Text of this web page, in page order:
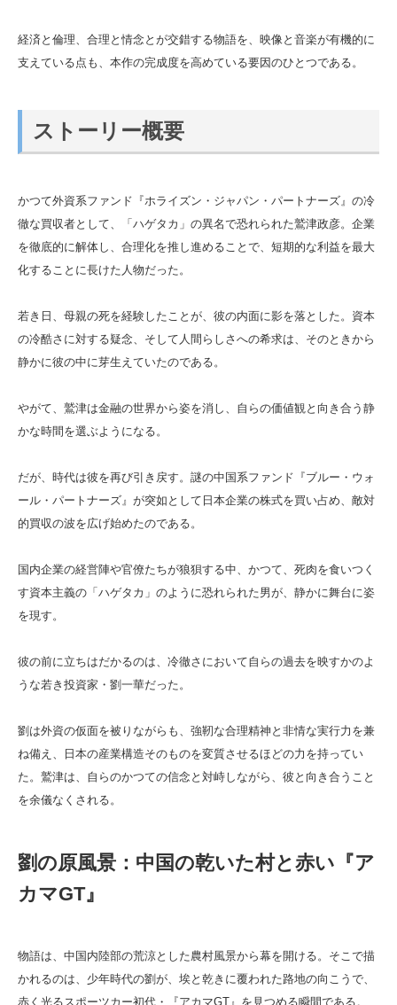
経済と倫理、合理と情念とが交錯する物語を、映像と音楽が有機的に
支えている点も、本作の完成度を高めている要因のひとつである。
ストーリー概要
かつて外資系ファンド『ホライズン・ジャパン・パートナーズ』の冷
徹な買収者として、「ハゲタカ」の異名で恐れられた鷲津政彦。企業
を徹底的に解体し、合理化を推し進めることで、短期的な利益を最大
化することに長けた人物だった。
若き日、母親の死を経験したことが、彼の内面に影を落とした。資本
の冷酷さに対する疑念、そして人間らしさへの希求は、そのときから
静かに彼の中に芽生えていたのである。
やがて、鷲津は金融の世界から姿を消し、自らの価値観と向き合う静
かな時間を選ぶようになる。
だが、時代は彼を再び引き戻す。謎の中国系ファンド『ブルー・ウォ
ール・パートナーズ』が突如として日本企業の株式を買い占め、敵対
的買収の波を広げ始めたのである。
国内企業の経営陣や官僚たちが狼狽する中、かつて、死肉を食いつく
す資本主義の「ハゲタカ」のように恐れられた男が、静かに舞台に姿
を現す。
彼の前に立ちはだかるのは、冷徹さにおいて自らの過去を映すかのよ
うな若き投資家・劉一華だった。
劉は外資の仮面を被りながらも、強靭な合理精神と非情な実行力を兼
ね備え、日本の産業構造そのものを変質させるほどの力を持ってい
た。鷲津は、自らのかつての信念と対峙しながら、彼と向き合うこと
を余儀なくされる。
劉の原風景：中国の乾いた村と赤い『ア
カマGT』
物語は、中国内陸部の荒涼とした農村風景から幕を開ける。そこで描
かれるのは、少年時代の劉が、埃と乾きに覆われた路地の向こうで、
赤く光るスポーツカー初代・『アカマGT』を見つめる瞬間である。